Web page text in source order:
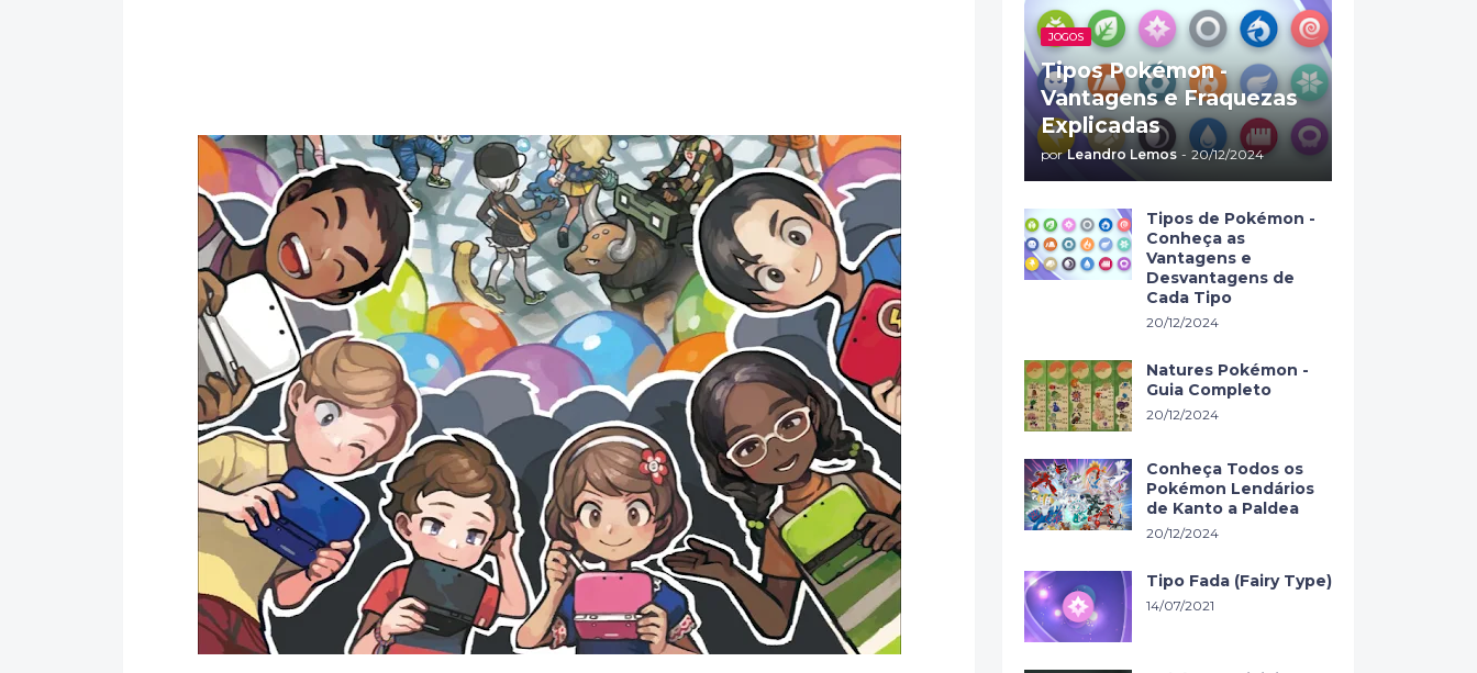
JOGOS
Tipos Pokémon -
Vantagens e Fraquezas
Explicadas
por Leandro Lemos - 20/12/2024
Tipos de Pokémon -
Conheça as
Vantagens e
Desvantagens de
Cada Tipo
20/12/2024
Natures Pokémon -
Guia Completo
20/12/2024
Conheça Todos os
Pokémon Lendários
de Kanto a Paldea
20/12/2024
Tipo Fada (Fairy Type)
14/07/2021